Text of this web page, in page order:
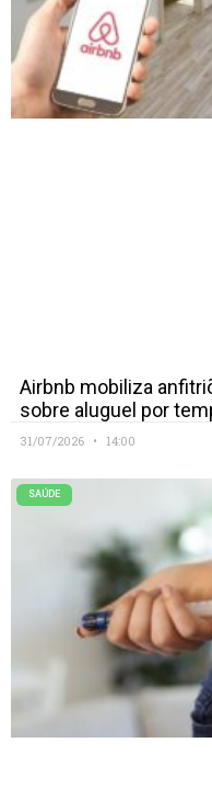
Airbnb mobiliza
sobre aluguel por
31/07/2026 14:00
SAÚDE